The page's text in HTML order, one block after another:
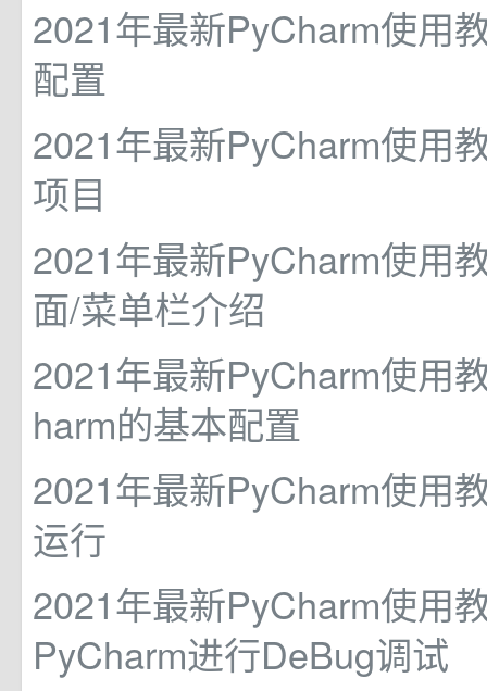
2021年最新PyCharm使用
配置
2021年最新PyCharm使用
项目
2021年最新PyCharm使用
面/菜单栏介绍
2021年最新PyCharm使用
harm的基本配置
2021年最新PyCharm使用
运行
2021年最新PyCharm使用
PyCharm进行DeBug调试